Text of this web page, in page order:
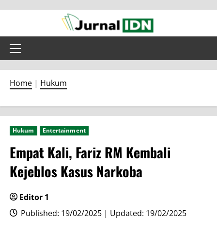
content
Primary
Home | Hukum
Hukum Entertainment
Empat Kali, Fariz RM Kembali
Kejeblos Kasus Narkoba
Editor 1
Published: 19/02/2025 | Updated: 19/02/2025